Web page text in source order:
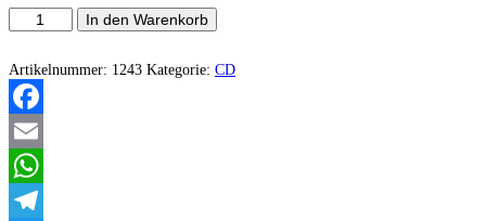
Antumbra
-
(Compilation)
Menge
In den Warenkorb
Artikelnummer: 1243 Kategorie: CD
Facebook
Email
WhatsApp